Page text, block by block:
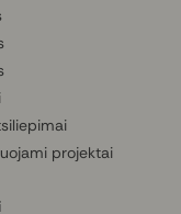
projektai